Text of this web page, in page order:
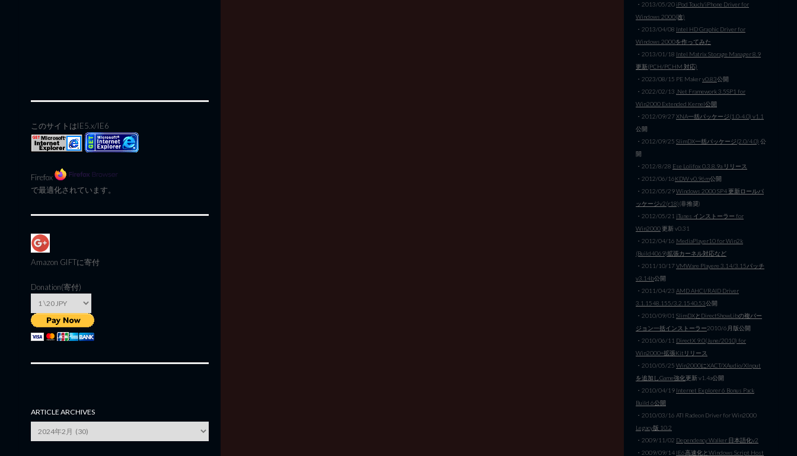
このサイトはIE5.x/IE6
Firefox
で最適化されています。
Amazon GIFTに寄付
Donation(寄付)
ARTICLE ARCHIVES
Archives
・2013/05/20 iPod Touch/iPhone Driver for
Windows 2000(改)
・2013/04/08 Intel HD Graphic Driver for
Windows 2000を作ってみた
・2013/01/18 Intel Matrix Storage Manager 8.9
更新(PCH/PCHM 対応)
・2023/08/15 PE Makerv0.83公開
・2022/02/13 .Net Framework 3.5SP1 for
Win2000 Extended Kernel公開
・2012/09/27XNA一括パッケージ(1.0-4.0) v1.1
公開
・2012/09/25 SlimDX一括パッケージ(2.0/4.0) 公
開
・2012/8/28 Ese Lolifox 0.3.8.9a リリース
・2012/06/16KDW v0.96m公開
・2012/05/29Windows 2000 SP4 更新ロールパ
ッケージv2(r18)(非推奨)
・2012/05/21 iTunes インストーラー for
Win2000更新 v0.31
・2012/04/16 MediaPlayer10 for Win2k
(Build4069)拡張カーネル対応など
・2011/10/17VMWare Playere 3.14/3.15パッチ
v3.14b公開
・2011/04/23 AMD AHCI/RAID Driver
3.1.1548.155/3.2.1540.53公開
・2010/09/01 SlimDXとDirectShowLibの複バー
ジョン一括インストーラー2010/6月版公開
・2010/06/11 DirectX 9.0(June/2010) for
Win2000+拡張Kitリリース
・2010/05/25 Win2000にXACT/XAudio/XInput
を追加しGame強化更新 v1.4a公開
・2010/04/19 Internet Explorer 6 Bonus Pack
Build 6公開
・2010/03/16 ATI Radeon Driver for Win2000
Legacy版 10.2
・2009/11/02 Dependency Walker 日本語化v2
・2009/09/14 IE6高速化とWindows Script Host